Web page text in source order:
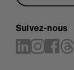
Suivez-nous